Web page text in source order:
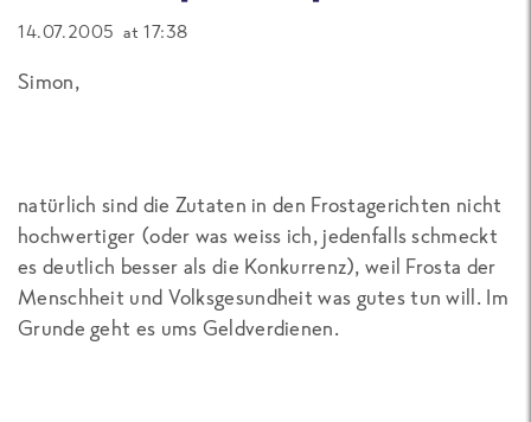
14.07.2005 at 17:38
Simon,
natürlich sind die Zutaten in den Frostagerichten nicht
hochwertiger (oder was weiss ich, jedenfalls schmeckt
es deutlich besser als die Konkurrenz), weil Frosta der
Menschheit und Volksgesundheit was gutes tun will. Im
Grunde geht es ums Geldverdienen.